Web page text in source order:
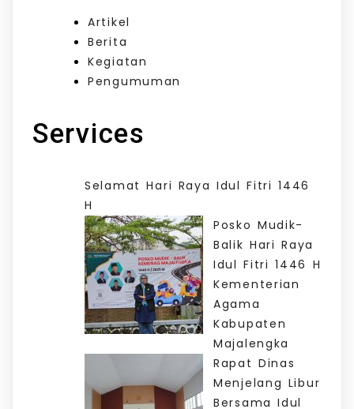
Artikel
Berita
Kegiatan
Pengumuman
Services
Selamat Hari Raya Idul Fitri 1446
H
Posko Mudik-
Balik Hari Raya
Idul Fitri 1446 H
Kementerian
Agama
Kabupaten
Majalengka
Rapat Dinas
Menjelang Libur
Bersama Idul